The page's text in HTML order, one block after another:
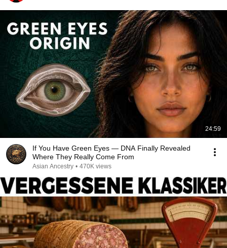
24:59
If You Have Green Eyes — DNA Finally Revealed
Where They Really Come From
Asian Ancestry • 470K views